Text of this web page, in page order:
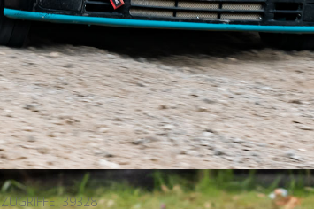
ZUGRIFFE: 39328